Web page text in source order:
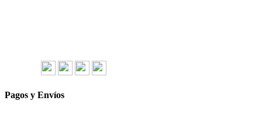
Pagos y Envíos